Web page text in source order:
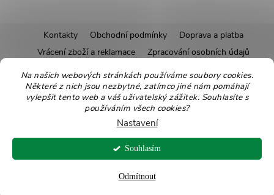
Na našich webových stránkách používáme soubory cookies.
Některé z nich jsou nezbytné, zatímco jiné nám pomáhají
vylepšit tento web a váš uživatelský zážitek. Souhlasíte s
používáním všech cookies?
Nastavení
Odmítnout
Souhlasím
á
Kontakty Obchodní podmínky
Doprava a platba
Vrácení zboží a reklamace
Zpracování osobních údajů
Pravidla soutěží
Affiliate program
Recepty
Pro nové dodavatele
Ekologické balení Moje objednávka
Vytvořil Shoptet
Copyright 2026Zdravoslav. Všechna práva vyhrazena.Upravit nastavení
cookies